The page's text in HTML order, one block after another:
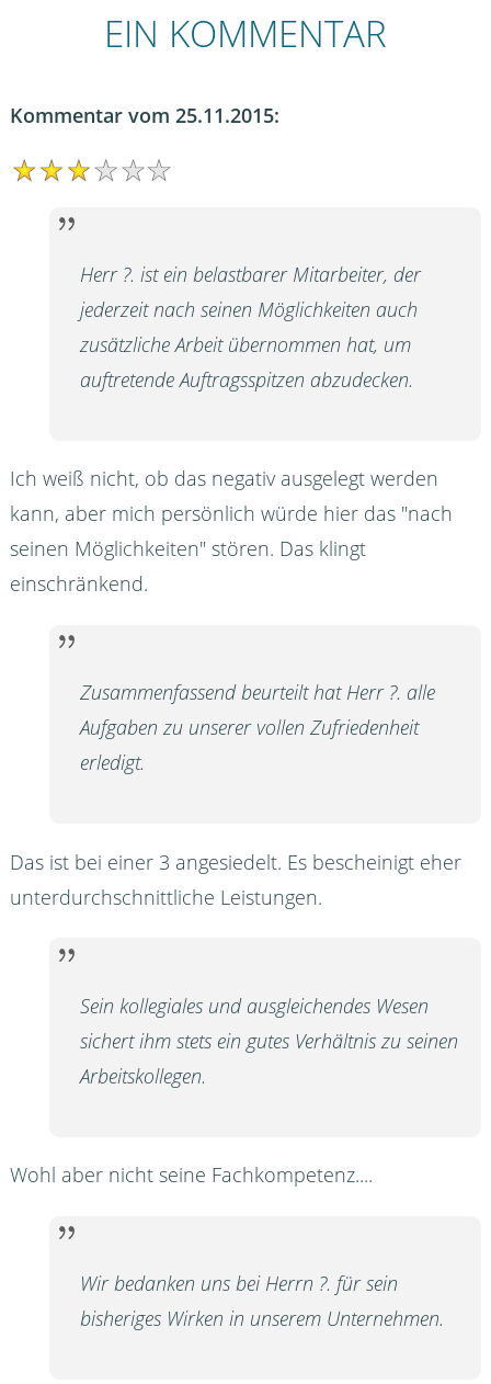
EIN KOMMENTAR
Kommentar vom 25.11.2015:
Herr ?. ist ein belastbarer Mitarbeiter, der
jederzeit nach seinen Möglichkeiten auch
zusätzliche Arbeit übernommen hat, um
auftretende Auftragsspitzen abzudecken.
Ich weiß nicht, ob das negativ ausgelegt werden
kann, aber mich persönlich würde hier das "nach
seinen Möglichkeiten" stören. Das klingt
einschränkend.
Zusammenfassend beurteilt hat Herr ?. alle
Aufgaben zu unserer vollen Zufriedenheit
erledigt.
Das ist bei einer 3 angesiedelt. Es bescheinigt eher
unterdurchschnittliche Leistungen.
Sein kollegiales und ausgleichendes Wesen
sichert ihm stets ein gutes Verhältnis zu seinen
Arbeitskollegen.
Wohl aber nicht seine Fachkompetenz....
Wir bedanken uns bei Herrn ?. für sein
bisheriges Wirken in unserem Unternehmen.